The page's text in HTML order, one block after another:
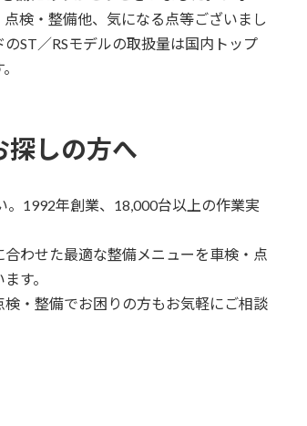
検・整備他、気になる点等ございまし
ST／RSモデルの取扱量は国内トップ
探しの方へ
1992年創業、18,000台以上の作業実
わせた最適な整備メニューを車検・点
す。
・整備でお困りの方もお気軽にご相談